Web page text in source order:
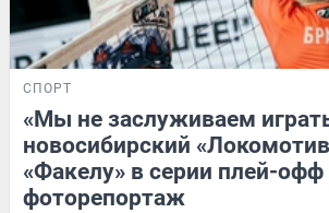
СПОРТ
«Мы не заслуживаем
новосибирский
«Факелу» в серии плей-
фоторепортаж